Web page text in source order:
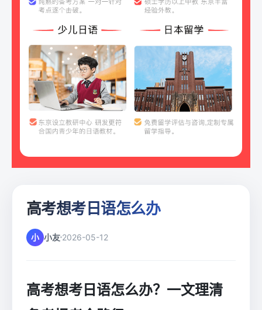
高考想考日语怎么办
小 小友 2026-05-12
高考想考日语怎么办？一文理清